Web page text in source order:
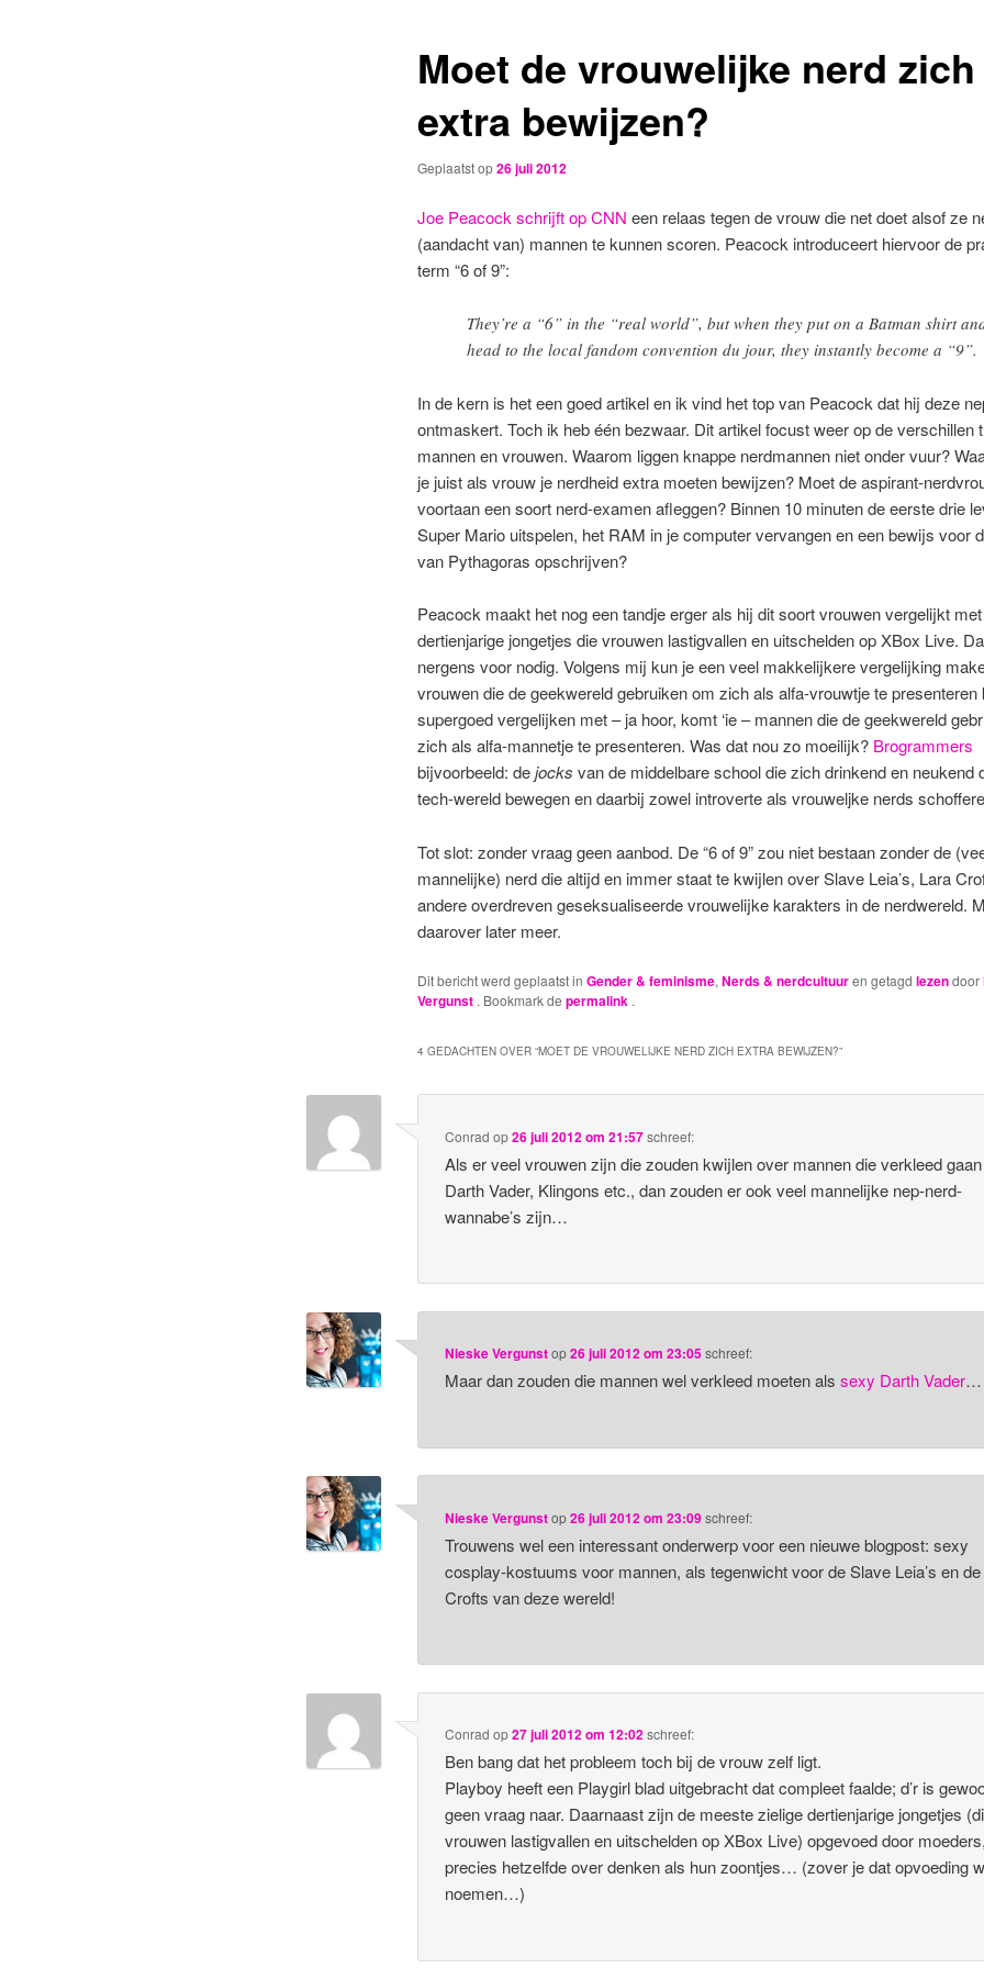
Moet de vrouwelijke nerd zich
extra bewijzen?
Geplaatst op26 juli 2012
Joe Peacock schrijft op CNN een relaas tegen de vrouw die net doet alsof ze
(aandacht van) mannen te kunnen scoren. Peacock introduceert hiervoor de
term “6 of 9”:
They’re a “6” in the “real world”, but when they put on a Batman shirt
head to the local fandom convention du jour, they instantly become a “9”.
In de kern is het een goed artikel en ik vind het top van Peacock dat hij deze
ontmaskert. Toch ik heb één bezwaar. Dit artikel focust weer op de verschillen
mannen en vrouwen. Waarom liggen knappe nerdmannen niet onder vuur?
je juist als vrouw je nerdheid extra moeten bewijzen? Moet de aspirant-
voortaan een soort nerd-examen afleggen? Binnen 10 minuten de eerste drie
Super Mario uitspelen, het RAM in je computer vervangen en een bewijs voor
van Pythagoras opschrijven?
Peacock maakt het nog een tandje erger als hij dit soort vrouwen vergelijkt
dertienjarige jongetjes die vrouwen lastigvallen en uitschelden op XBox Live.
nergens voor nodig. Volgens mij kun je een veel makkelijkere vergelijking
vrouwen die de geekwereld gebruiken om zich als alfa-vrouwtje te presenteren
supergoed vergelijken met – ja hoor, komt ‘ie – mannen die de geekwereld
zich als alfa-mannetje te presenteren. Was dat nou zo moeilijk? Brogrammers
bijvoorbeeld: dejocks van de middelbare school die zich drinkend en neukend
tech-wereld bewegen en daarbij zowel introverte als vrouweljke nerds
Tot slot: zonder vraag geen aanbod. De “6 of 9” zou niet bestaan zonder de
mannelijke) nerd die altijd en immer staat te kwijlen over Slave Leia’s, Lara
andere overdreven geseksualiseerde vrouwelijke karakters in de nerdwereld.
daarover later meer.
Dit bericht werd geplaatst in Gender & feminisme, Nerds & nerdcultuuren getagd lezendoor
Vergunst . Bookmark de permalink .
4 GEDACHTEN OVER “MOET DE VROUWELIJKE NERD ZICH EXTRA BEWIJZEN?”
Conrad op26 juli 2012 om 21:57schreef:
Als er veel vrouwen zijn die zouden kwijlen over mannen die verkleed
Darth Vader, Klingons etc., dan zouden er ook veel mannelijke nep-nerd-
wannabe’s zijn…
Nieske Vergunstop26 juli 2012 om 23:05schreef:
Maar dan zouden die mannen wel verkleed moeten alssexy Darth Vader…
Nieske Vergunstop26 juli 2012 om 23:09schreef:
Trouwens wel een interessant onderwerp voor een nieuwe blogpost: sexy
cosplay-kostuums voor mannen, als tegenwicht voor de Slave Leia’s en
Crofts van deze wereld!
Conrad op27 juli 2012 om 12:02schreef:
Ben bang dat het probleem toch bij de vrouw zelf ligt.
Playboy heeft een Playgirl blad uitgebracht dat compleet faalde; d’r is
geen vraag naar. Daarnaast zijn de meeste zielige dertienjarige jongetjes
vrouwen lastigvallen en uitschelden op XBox Live) opgevoed door
precies hetzelfde over denken als hun zoontjes… (zover je dat opvoeding
noemen…)